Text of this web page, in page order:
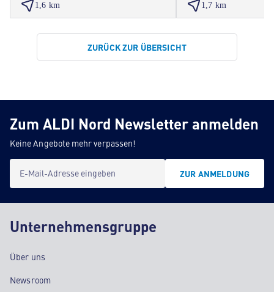
1,6 km 1,7 km
ZURÜCK ZUR ÜBERSICHT
Zum ALDI Nord Newsletter anmelden
Keine Angebote mehr verpassen!
E-Mail-Adresse eingeben ZUR ANMELDUNG
Unternehmensgruppe
Über uns
Newsroom